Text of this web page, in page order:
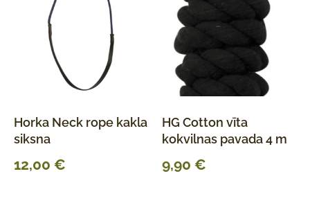
Horka Neck rope kakla
siksna
12,00 €
HG Cotton vīta
kokvilnas pavada 4 m
9,90 €